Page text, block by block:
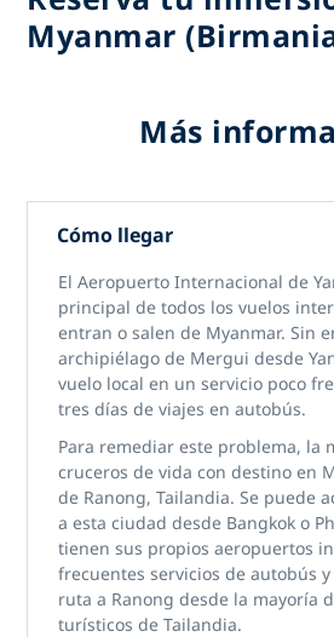
Myanmar
Más
Cómo llegar
El Aeropuerto Internacional de
principal de todos los vuelos
entran o salen de Myanmar. Sin
archipiélago de Mergui desde
vuelo local en un servicio poco
tres días de viajes en autobús.
Para remediar este problema, la
cruceros de vida con destino en
de Ranong, Tailandia. Se puede
a esta ciudad desde Bangkok o
tienen sus propios aeropuertos
frecuentes servicios de autobús
ruta a Ranong desde la mayoría
turísticos de Tailandia.